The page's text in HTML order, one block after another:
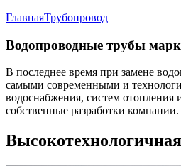
ГлавнаяТрубопровод
Водопроводные трубы
В последнее время при замене
самыми современными и
водоснабжения, систем
собственные разработки компании.